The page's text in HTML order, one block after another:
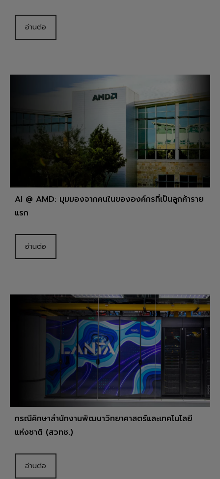
อ่านต่อ
AI @ AMD: มุมมองจากคนในขององค์กรที่เป็นลูกค้าราย
แรก
อ่านต่อ
กรณีศึกษาสำนักงานพัฒนาวิทยาศาสตร์และเทคโนโลยี
แห่งชาติ (สวทช.)
อ่านต่อ